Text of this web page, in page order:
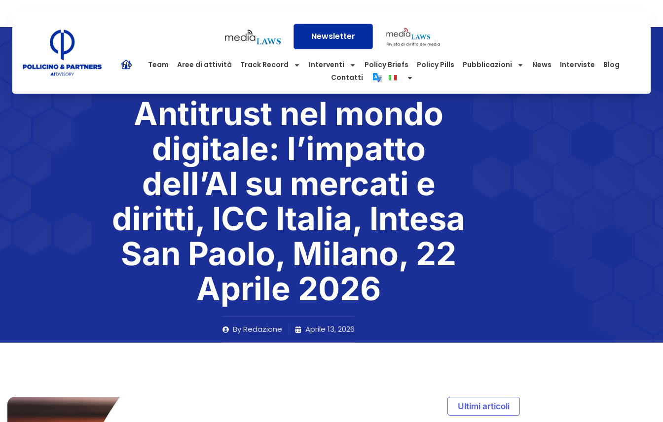
Newsletter
Home Team Aree di attività Track Record Interventi Policy Briefs Policy Pills Pubblicazioni News Interviste
Blog
Contatti
Antitrust nel mondo
digitale: l’impatto
dell’AI su mercati e
diritti, ICC Italia, Intesa
San Paolo, Milano, 22
Aprile 2026
ByRedazione Aprile 13, 2026
Ultimi articoli